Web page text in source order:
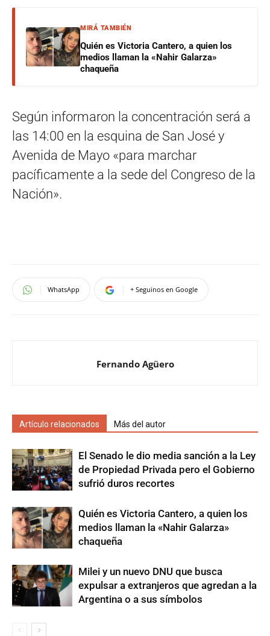
MIRÁ TAMBIÉN
Quién es Victoria Cantero, a quien los
medios llaman la «Nahir Galarza»
chaqueña
Según informaron la concentración será a
las 14:00 en la esquina de San José y
Avenida de Mayo «para marchar
pacíficamente a la sede del Congreso de la
Nación».
WhatsApp + Seguinos en Google
Fernando Agüero
Artículo relacionados Más del autor
El Senado le dio media sanción a la Ley
de Propiedad Privada pero el Gobierno
sufrió duros recortes
Quién es Victoria Cantero, a quien los
medios llaman la «Nahir Galarza»
chaqueña
Milei y un nuevo DNU que busca
expulsar a extranjeros que agredan a la
Argentina o a sus símbolos